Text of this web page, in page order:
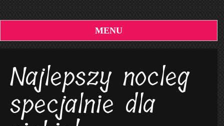
MENU
Najlepszy nocleg
specjalnie dla